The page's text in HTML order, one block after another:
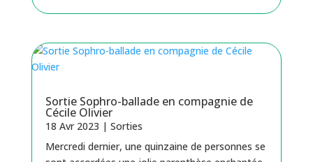
Sortie Sophro-ballade en compagnie de
Cécile Olivier
18 Avr 2023 | Sorties
Mercredi dernier, une quinzaine de personnes se